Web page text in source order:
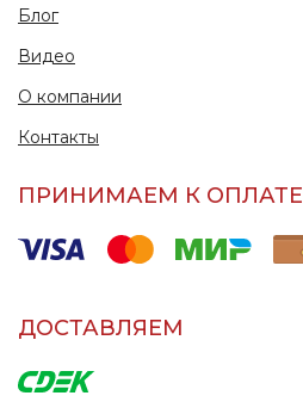
Блог
Видео
О компании
Контакты
ПРИНИМАЕМ К ОПЛАТЕ
ДОСТАВЛЯЕМ